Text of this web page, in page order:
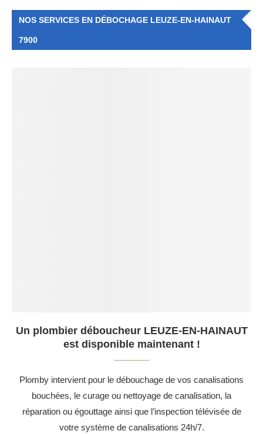
NOS SERVICES EN DÉBOCHAGE LEUZE-EN-HAINAUT
7900
Un plombier déboucheur LEUZE-EN-HAINAUT
est disponible maintenant !
Plomby intervient pour le débouchage de vos canalisations
bouchées, le curage ou nettoyage de canalisation, la
réparation ou égouttage ainsi que l’inspection télévisée de
votre système de canalisations 24h/7.